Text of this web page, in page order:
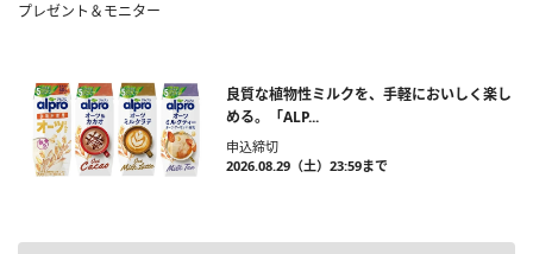
プレゼント＆モニター
良質な植物性ミルクを、手軽においしく楽し
める。「ALP...
申込締切
2026.08.29（土）23:59まで